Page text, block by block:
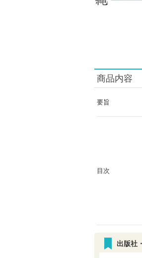
商品内容
要旨
目次
出版社